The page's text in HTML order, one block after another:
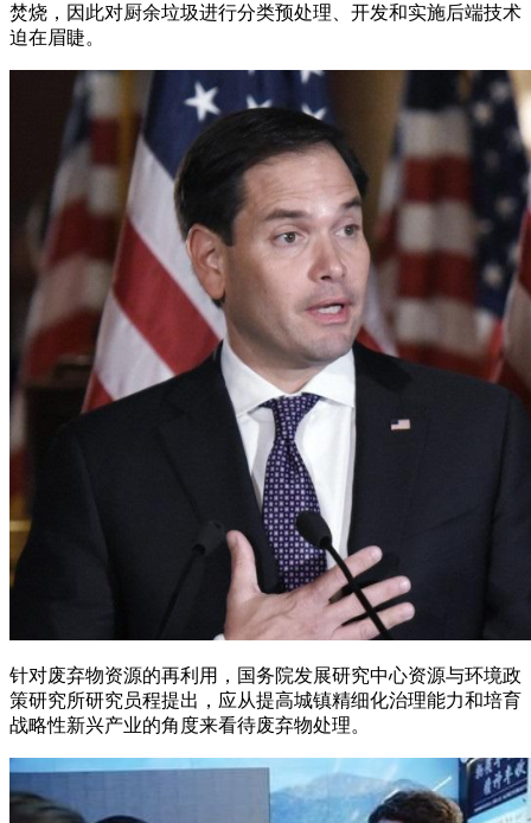
焚烧，因此对厨余垃圾进行分类预处理、开发和实施后端技术
迫在眉睫。
针对废弃物资源的再利用，国务院发展研究中心资源与环境政
策研究所研究员程提出，应从提高城镇精细化治理能力和培育
战略性新兴产业的角度来看待废弃物处理。